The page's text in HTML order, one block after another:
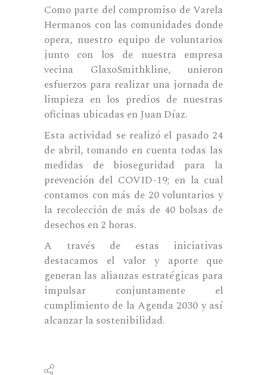
Como parte del compromiso de Varela
Hermanos con las comunidades donde
opera, nuestro equipo de voluntarios
junto con los de nuestra empresa
vecina GlaxoSmithkline, unieron
esfuerzos para realizar una jornada de
limpieza en los predios de nuestras
oficinas ubicadas en Juan Díaz.
Esta actividad se realizó el pasado 24
de abril, tomando en cuenta todas las
medidas de bioseguridad para la
prevención del COVID-19; en la cual
contamos con más de 20 voluntarios y
la recolección de más de 40 bolsas de
desechos en 2 horas.
A través de estas iniciativas
destacamos el valor y aporte que
generan las alianzas estratégicas para
impulsar conjuntamente el
cumplimiento de la Agenda 2030 y así
alcanzar la sostenibilidad.